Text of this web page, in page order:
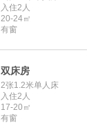
入住2人
20-24㎡
有窗
双床房
2张1.2米单人床
入住2人
17-20㎡
有窗